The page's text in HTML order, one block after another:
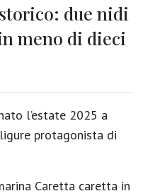
due nidi
meno di dieci
l’estate 2025 a
protagonista di
Caretta caretta in